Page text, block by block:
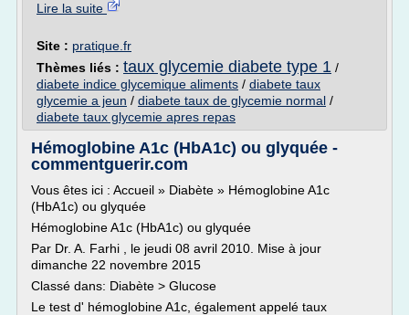
Lire la suite
Site : pratique.fr
Thèmes liés : taux glycemie diabete type 1 /
diabete indice glycemique aliments / diabete taux
glycemie a jeun / diabete taux de glycemie normal /
diabete taux glycemie apres repas
Hémoglobine A1c (HbA1c) ou glyquée -
commentguerir.com
Vous êtes ici : Accueil » Diabète » Hémoglobine A1c
(HbA1c) ou glyquée
Hémoglobine A1c (HbA1c) ou glyquée
Par Dr. A. Farhi , le jeudi 08 avril 2010. Mise à jour
dimanche 22 novembre 2015
Classé dans: Diabète > Glucose
Le test d' hémoglobine A1c, également appelé taux